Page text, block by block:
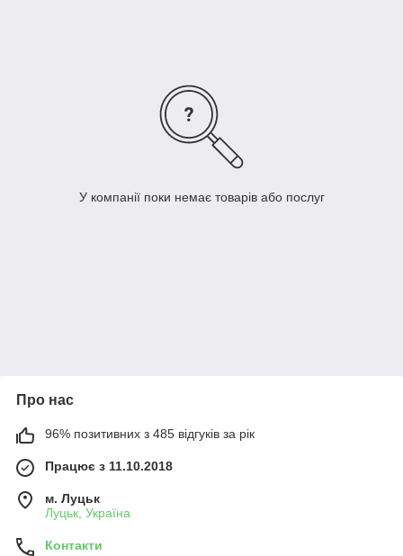
У компанії поки немає товарів або послуг
Про нас
96% позитивних з 485 відгуків за рік
Працює з 11.10.2018
м. Луцьк
Луцьк, Україна
Контакти